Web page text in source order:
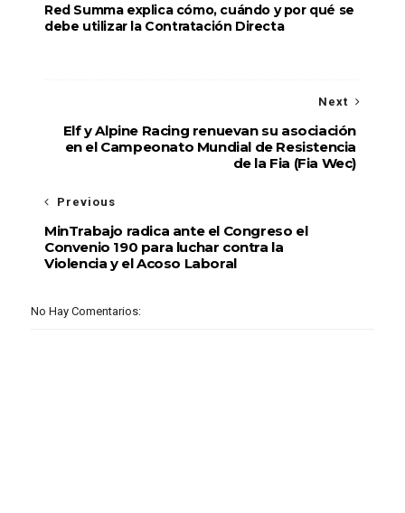
Red Summa explica cómo, cuándo y por qué se
debe utilizar la Contratación Directa
Next
Elf y Alpine Racing renuevan su asociación
en el Campeonato Mundial de Resistencia
de la Fia (Fia Wec)
Previous
MinTrabajo radica ante el Congreso el
Convenio 190 para luchar contra la
Violencia y el Acoso Laboral
No Hay Comentarios: